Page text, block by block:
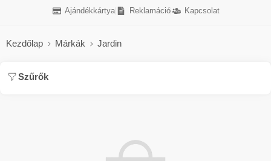
Ajándékkártya Reklamáció Kapcsolat
Kezdőlap Márkák Jardin
Szűrők